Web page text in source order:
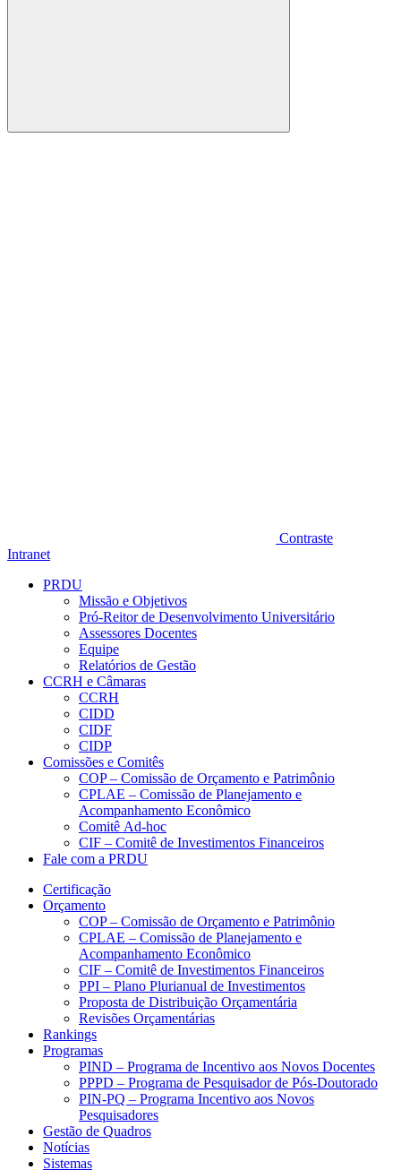
Buscar
Contraste
Intranet
PRDU
Missão e Objetivos
Pró-Reitor de Desenvolvimento Universitário
Assessores Docentes
Equipe
Relatórios de Gestão
CCRH e Câmaras
CCRH
CIDD
CIDF
CIDP
Comissões e Comitês
COP – Comissão de Orçamento e Patrimônio
CPLAE – Comissão de Planejamento e
Acompanhamento Econômico
Comitê Ad-hoc
CIF – Comitê de Investimentos Financeiros
Fale com a PRDU
Certificação
Orçamento
COP – Comissão de Orçamento e Patrimônio
CPLAE – Comissão de Planejamento e
Acompanhamento Econômico
CIF – Comitê de Investimentos Financeiros
PPI – Plano Plurianual de Investimentos
Proposta de Distribuição Orçamentária
Revisões Orçamentárias
Rankings
Programas
PIND – Programa de Incentivo aos Novos Docentes
PPPD – Programa de Pesquisador de Pós-Doutorado
PIN-PQ – Programa Incentivo aos Novos
Pesquisadores
Gestão de Quadros
Notícias
Sistemas